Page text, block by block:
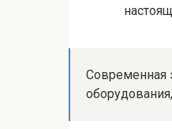
Современная